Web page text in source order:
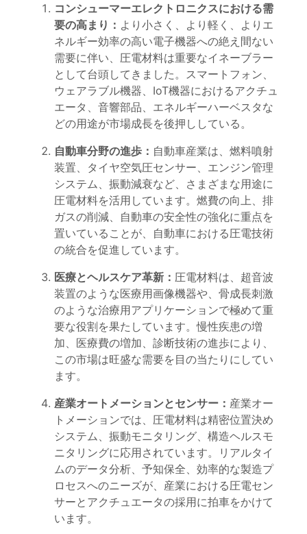
コンシューマーエレクトロニクスにおける需
要の高まり： より小さく、より軽く、よりエ
ネルギー効率の高い電子機器への絶え間ない
需要に伴い、圧電材料は重要なイネーブラー
として台頭してきました。スマートフォン、
ウェアラブル機器、IoT機器におけるアクチュ
エータ、音響部品、エネルギーハーベスタな
どの用途が市場成長を後押ししている。
自動車分野の進歩： 自動車産業は、燃料噴射
装置、タイヤ空気圧センサー、エンジン管理
システム、振動減衰など、さまざまな用途に
圧電材料を活用しています。燃費の向上、排
ガスの削減、自動車の安全性の強化に重点を
置いていることが、自動車における圧電技術
の統合を促進しています。
医療とヘルスケア革新： 圧電材料は、超音波
装置のような医療用画像機器や、骨成長刺激
のような治療用アプリケーションで極めて重
要な役割を果たしています。慢性疾患の増
加、医療費の増加、診断技術の進歩により、
この市場は旺盛な需要を目の当たりにしてい
ます。
産業オートメーションとセンサー： 産業オー
トメーションでは、圧電材料は精密位置決め
システム、振動モニタリング、構造ヘルスモ
ニタリングに応用されています。リアルタイ
ムのデータ分析、予知保全、効率的な製造プ
ロセスへのニーズが、産業における圧電セン
サーとアクチュエータの採用に拍車をかけて
います。